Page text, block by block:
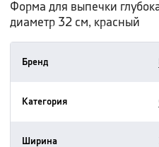
Форма для выпечки
диаметр 32 см, красный
Бренд
Категория
Ширина